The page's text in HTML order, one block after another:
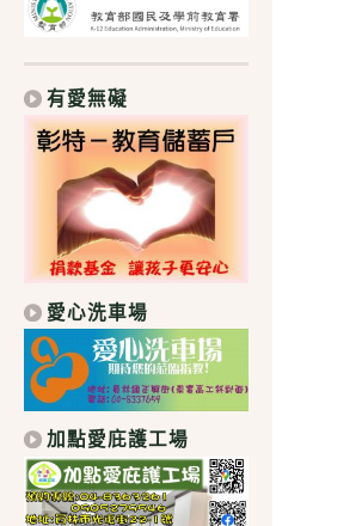
有愛無礙
愛心洗車場
加點愛庇護工場